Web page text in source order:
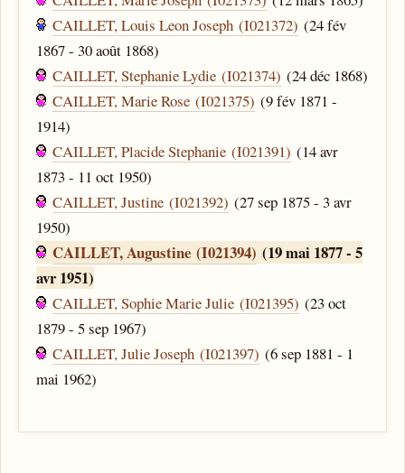
CAILLET, Louis Leon Joseph (I021372) (24 fév
1867 - 30 août 1868)
CAILLET, Stephanie Lydie (I021374) (24 déc 1868)
CAILLET, Marie Rose (I021375) (9 fév 1871 -
1914)
CAILLET, Placide Stephanie (I021391) (14 avr
1873 - 11 oct 1950)
CAILLET, Justine (I021392) (27 sep 1875 - 3 avr
1950)
CAILLET, Augustine (I021394) (19 mai 1877 - 5
avr 1951)
CAILLET, Sophie Marie Julie (I021395) (23 oct
1879 - 5 sep 1967)
CAILLET, Julie Joseph (I021397) (6 sep 1881 - 1
mai 1962)